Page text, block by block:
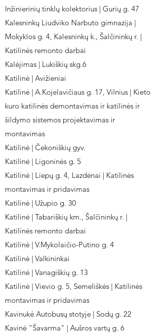
Inžinierinių tinklų kolektorius | Gurių g. 47
Kalesninkų Liudviko Narbuto gimnazija |
Mokyklos g. 4, Kalesninkų k., Šalčininkų r. |
Katilinės remonto darbai
Kalėjimas | Lukiškių skg.6
Katilinė | Avižieniai
Katilinė | A.Kojelavičiaus g. 17, Vilnius | Kieto
kuro katilinės demontavimas ir katilinės ir
šildymo sistemos projektavimas ir
montavimas
Katilinė | Čekoniškių gyv.
Katilinė | Ligoninės g. 5
Katilinė | Liepų g. 4, Lazdėnai | Katilinės
montavimas ir pridavimas
Katilinė | Užupio g. 30
Katilinė | Tabariškių km., Šalčininkų r. |
Katilinės remonto darbai
Katilinė | V.Mykolaičio-Putino g. 4
Katilinė | Valkininkai
Katilinė | Vanagiškių g. 13
Katilinė | Vievio g. 5, Semeliškės | Katilinės
montavimas ir pridavimas
Kavinukė Autobusų stotyje | Sodų g. 22
Kavinė "Šavarma" | Aušros vartų g. 6